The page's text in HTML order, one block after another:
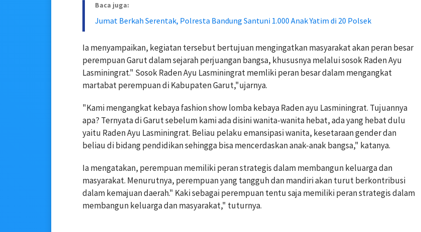
Baca juga:
Jumat Berkah Serentak, Polresta Bandung Santuni 1.000 Anak Yatim di 20 Polsek
Ia menyampaikan, kegiatan tersebut bertujuan mengingatkan masyarakat akan peran besar
perempuan Garut dalam sejarah perjuangan bangsa, khususnya melalui sosok Raden Ayu
Lasminingrat." Sosok Raden Ayu Lasminingrat memliki peran besar dalam mengangkat
martabat perempuan di Kabupaten Garut,"ujarnya.
"Kami mengangkat kebaya fashion show lomba kebaya Raden ayu Lasminingrat. Tujuannya
apa? Ternyata di Garut sebelum kami ada disini wanita-wanita hebat, ada yang hebat dulu
yaitu Raden Ayu Lasminingrat. Beliau pelaku emansipasi wanita, kesetaraan gender dan
beliau di bidang pendidikan sehingga bisa mencerdaskan anak-anak bangsa," katanya.
Ia mengatakan, perempuan memiliki peran strategis dalam membangun keluarga dan
masyarakat. Menurutnya, perempuan yang tangguh dan mandiri akan turut berkontribusi
dalam kemajuan daerah." Kaki sebagai perempuan tentu saja memiliki peran strategis dalam
membangun keluarga dan masyarakat," tuturnya.